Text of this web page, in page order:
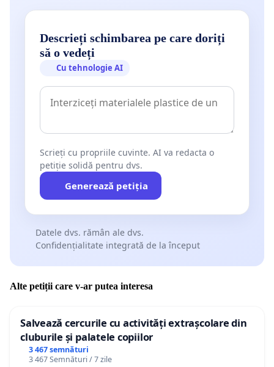
Descrieți schimbarea pe care doriți
să o vedeți
Cu tehnologie AI
Scrieți cu propriile cuvinte. AI va redacta o
petiție solidă pentru dvs.
Generează petiția
Datele dvs. rămân ale dvs.
Confidențialitate integrată de la început
Alte petiții care v-ar putea interesa
Salvează cercurile cu activități extrașcolare din
cluburile și palatele copiilor
3 467 semnături
3 467 Semnături / 7 zile